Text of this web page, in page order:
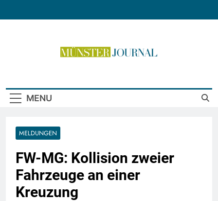
MENU
MELDUNGEN
FW-MG: Kollision zweier
Fahrzeuge an einer
Kreuzung